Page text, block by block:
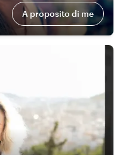
A proposito di me